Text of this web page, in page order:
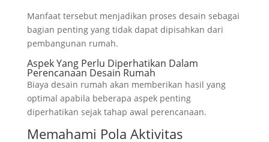
Manfaat tersebut menjadikan proses desain sebagai
bagian penting yang tidak dapat dipisahkan dari
pembangunan rumah.
Aspek Yang Perlu Diperhatikan Dalam
Perencanaan Desain Rumah
Biaya desain rumah akan memberikan hasil yang
optimal apabila beberapa aspek penting
diperhatikan sejak tahap awal perencanaan.
Memahami Pola Aktivitas